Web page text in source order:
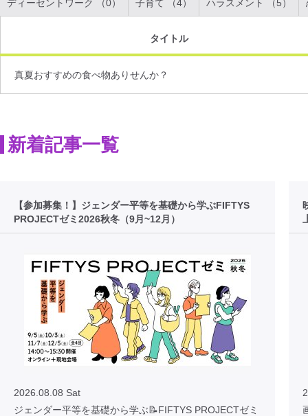
ディーセントワーク （0） 子育て （4） ハラスメント （5）
タイトル
真夏おすすめの食べ物ありせんか？
新着記事一覧
【参加募集！】ジェンダー平等を基礎から学ぶFIFTYS
PROJECTゼミ2026秋冬（9月~12月）
2026.08.08 Sat
ジェンダー平等を基礎から学ぶ📝FIFTYS PROJECTゼミ